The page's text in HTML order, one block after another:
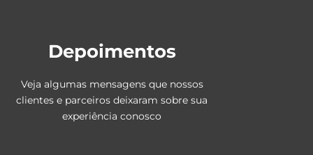
Depoimentos
Veja algumas mensagens que nossos
clientes e parceiros deixaram sobre sua
experiência conosco